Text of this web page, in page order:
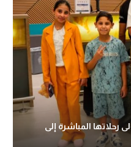
رحلاتها المباشرة إلى